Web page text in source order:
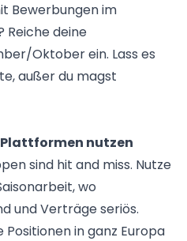
Bewerbungen im
Reiche deine
Oktober ein. Lass es
außer du magst
nutzen
sind hit and miss. Nutze
wo
und Verträge seriös.
in ganz Europa